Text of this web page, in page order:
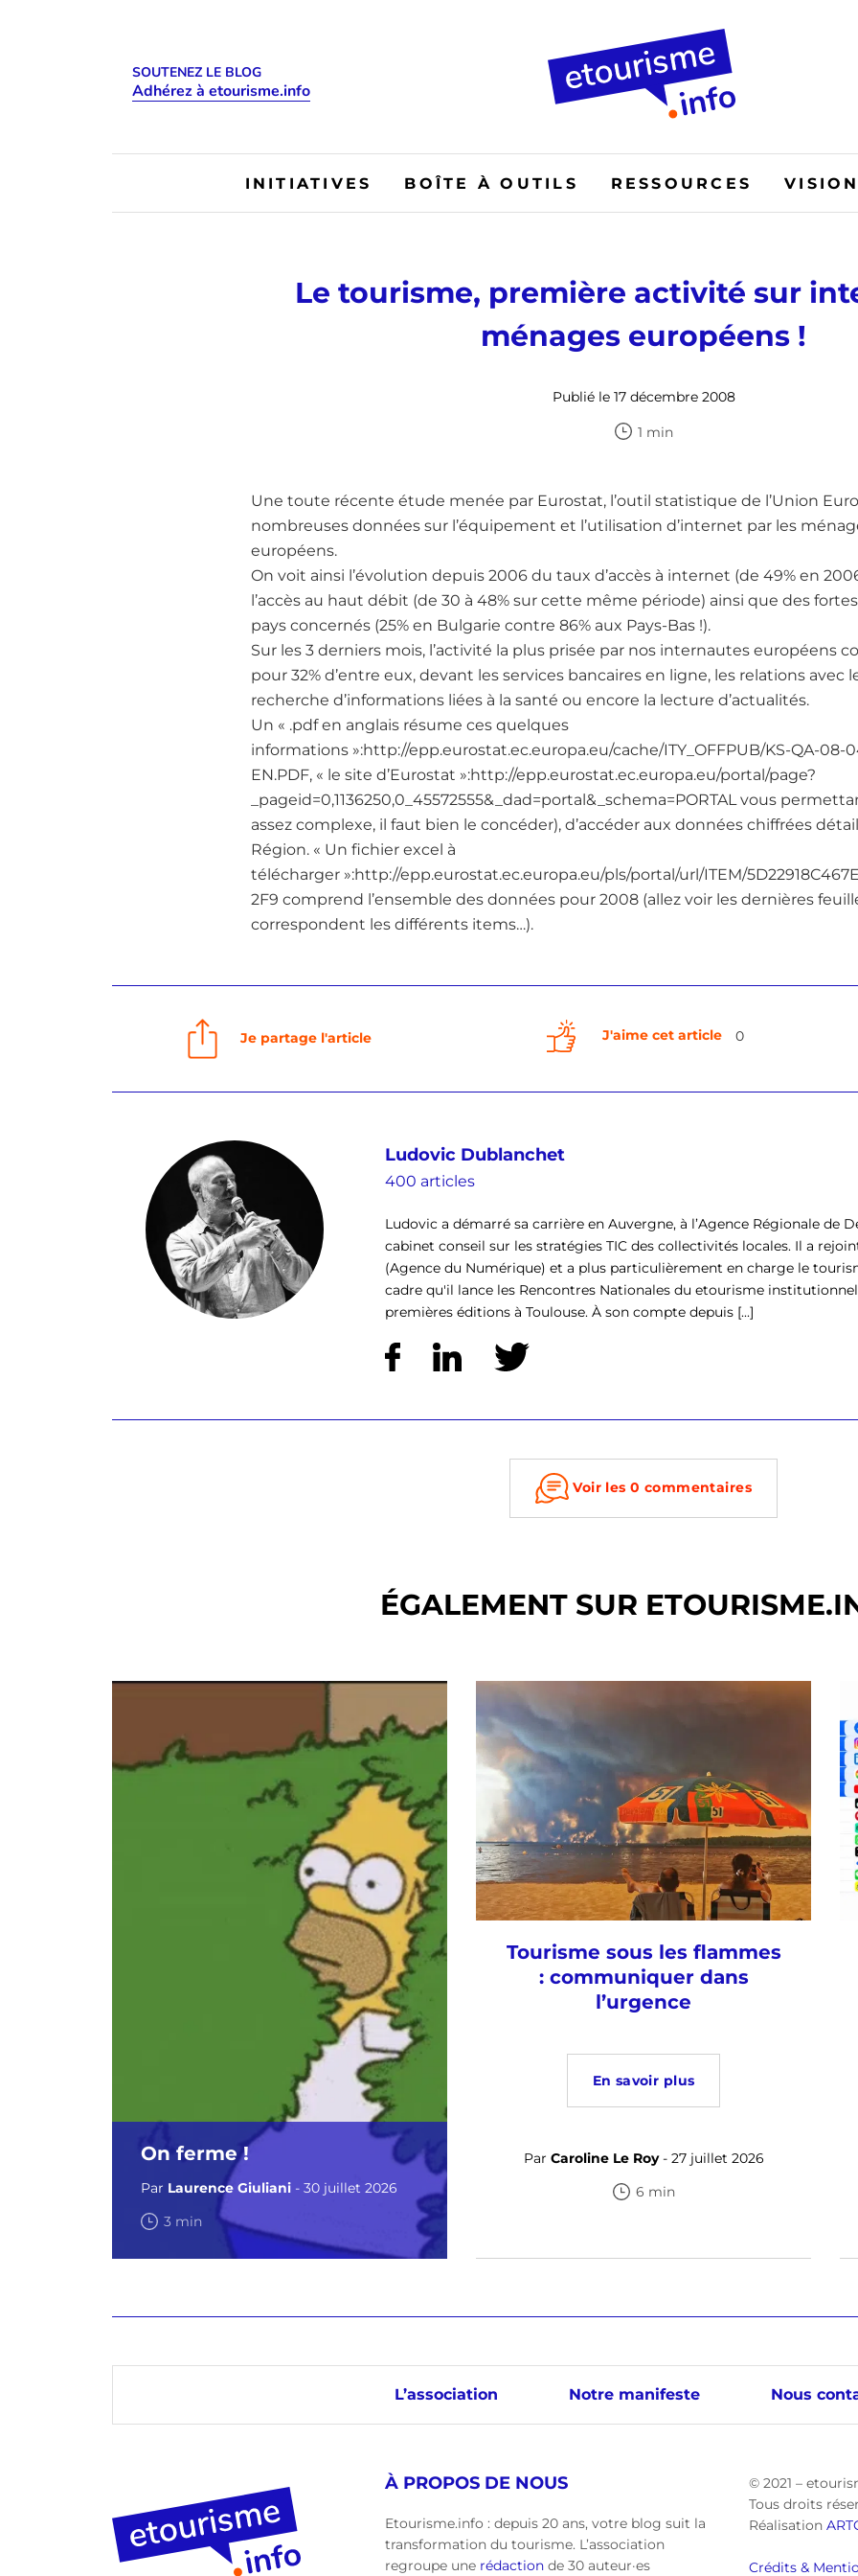
SOUTENEZ LE BLOG
Adhérez à etourisme.info
INITIATIVES BOÎTE À OUTILS RESSOURCES VISION
Le tourisme, première activité sur
ménages européens !
Publié le 17 décembre 2008
1 min
Une toute récente étude menée par Eurostat, l’outil statistique de l’Union
nombreuses données sur l’équipement et l’utilisation d’internet par les
européens.
On voit ainsi l’évolution depuis 2006 du taux d’accès à internet (de 49% en
l’accès au haut débit (de 30 à 48% sur cette même période) ainsi que des
pays concernés (25% en Bulgarie contre 86% aux Pays-Bas !).
Sur les 3 derniers mois, l’activité la plus prisée par nos internautes européens
pour 32% d’entre eux, devant les services bancaires en ligne, les relations avec
recherche d’informations liées à la santé ou encore la lecture d’actualités.
Un « .pdf en anglais résume ces quelques
informations »:http://epp.eurostat.ec.europa.eu/cache/ITY_OFFPUB/KS-QA-08-
EN.PDF, « le site d’Eurostat »:http://epp.eurostat.ec.europa.eu/portal/page?
_pageid=0,1136250,0_45572555&_dad=portal&_schema=PORTAL vous
assez complexe, il faut bien le concéder), d’accéder aux données chiffrées
Région. « Un fichier excel à
télécharger »:http://epp.eurostat.ec.europa.eu/pls/portal/url/ITEM/
2F9 comprend l’ensemble des données pour 2008 (allez voir les dernières
correspondent les différents items…).
Je partage l'article J'aime cet article 0
Ludovic Dublanchet
400 articles
Ludovic a démarré sa carrière en Auvergne, à l’Agence Régionale de
cabinet conseil sur les stratégies TIC des collectivités locales. Il a
(Agence du Numérique) et a plus particulièrement en charge le
cadre qu'il lance les Rencontres Nationales du etourisme
premières éditions à Toulouse. À son compte depuis [...]
Voir les 0 commentaires
ÉGALEMENT SUR
On ferme !
Par Laurence Giuliani - 30 juillet 2026
3 min
Tourisme sous les flammes
: communiquer dans
l’urgence
En savoir plus
Par Caroline Le Roy- 27 juillet 2026
6 min
L’association Notre manifeste Nous
À PROPOS DE NOUS
Etourisme.info : depuis 20 ans, votre blog suit la
transformation du tourisme. L’association
regroupe une rédaction de 30 auteur·es
© 2021 –
Tous droits
Réalisation
Crédits &